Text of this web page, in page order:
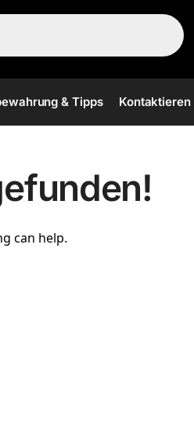
& Tipps Kontaktieren
can help.